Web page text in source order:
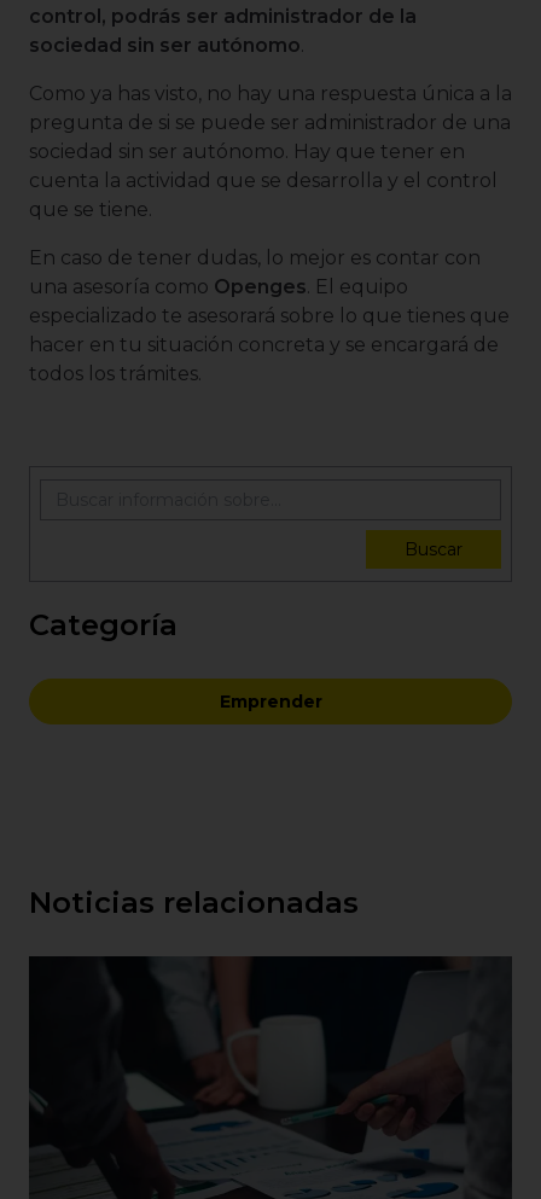
control, podrás ser administrador de la
sociedad sin ser autónomo.
Como ya has visto, no hay una respuesta única a la
pregunta de si se puede ser administrador de una
sociedad sin ser autónomo. Hay que tener en
cuenta la actividad que se desarrolla y el control
que se tiene.
En caso de tener dudas, lo mejor es contar con
una asesoría como Openges. El equipo
especializado te asesorará sobre lo que tienes que
hacer en tu situación concreta y se encargará de
todos los trámites.
Buscar
Categoría
Emprender
Noticias relacionadas